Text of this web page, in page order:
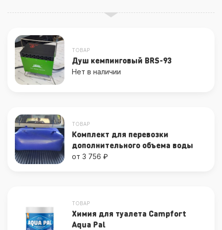
ТОВАР
Душ кемпинговый BRS-93
Нет в наличии
ТОВАР
Комплект для перевозки
дополнительного объема воды
от 3 756 ₽
ТОВАР
Химия для туалета Campfort
Aqua Pal